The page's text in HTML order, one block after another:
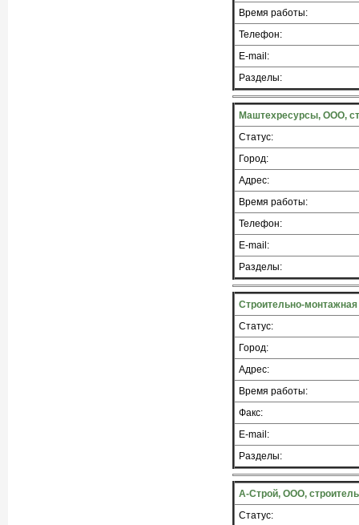
Время работы:
Телефон:
E-mail:
Разделы:
Маштехресурсы, ООО,
Статус:
Город:
Адрес:
Время работы:
Телефон:
E-mail:
Разделы:
Строительно-
Статус:
Город:
Адрес:
Время работы:
Факс:
E-mail:
Разделы:
А-Строй, ООО,
Статус: